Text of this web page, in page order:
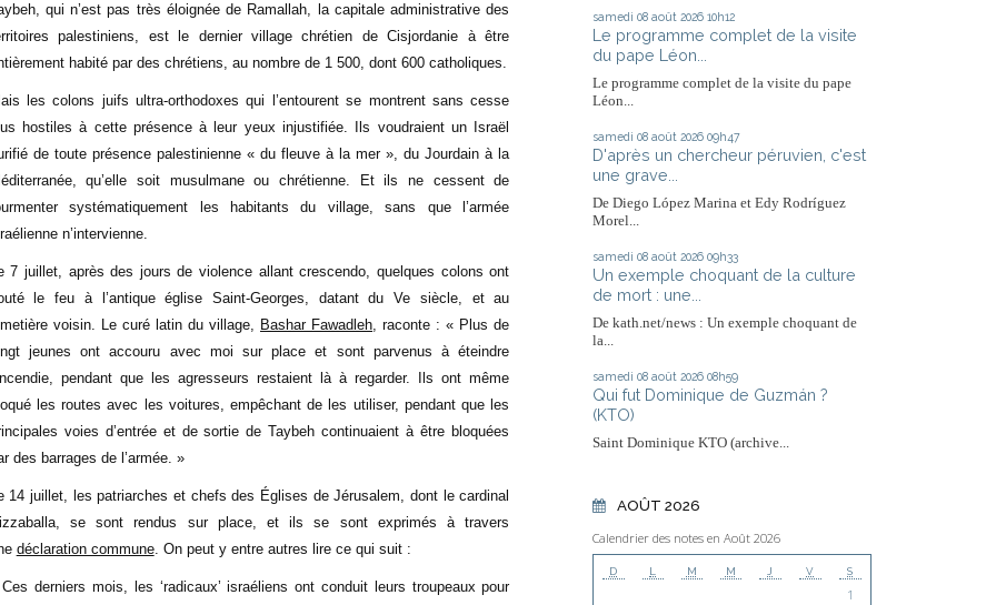
qui n’est pas très éloignée de Ramallah, la capitale administrative des
palestiniens, est le dernier village chrétien de Cisjordanie à être
habité par des chrétiens, au nombre de 1 500, dont 600 catholiques.
les colons juifs ultra-orthodoxes qui l’entourent se montrent sans cesse
hostiles à cette présence à leur yeux injustifiée. Ils voudraient un Israël
de toute présence palestinienne « du fleuve à la mer », du Jourdain à la
qu’elle soit musulmane ou chrétienne. Et ils ne cessent de
systématiquement les habitants du village, sans que l’armée
n’intervienne.
7 juillet, après des jours de violence allant crescendo, quelques colons ont
le feu à l’antique église Saint-Georges, datant du Ve siècle, et au
voisin. Le curé latin du village, Bashar Fawadleh, raconte : « Plus de
jeunes ont accouru avec moi sur place et sont parvenus à éteindre
pendant que les agresseurs restaient là à regarder. Ils ont même
les routes avec les voitures, empêchant de les utiliser, pendant que les
voies d’entrée et de sortie de Taybeh continuaient à être bloquées
des barrages de l’armée. »
14 juillet, les patriarches et chefs des Églises de Jérusalem, dont le cardinal
se sont rendus sur place, et ils se sont exprimés à travers
déclaration commune. On peut y entre autres lire ce qui suit :
derniers mois, les ‘radicaux’ israéliens ont conduit leurs troupeaux pour
samedi 08 août 2026 10h12
Le programme complet de la visite
du pape Léon...
Le programme complet de la visite du pape
Léon...
samedi 08 août 2026 09h47
D'après un chercheur péruvien, c'est
une grave...
De Diego López Marina et Edy Rodríguez
Morel...
samedi 08 août 2026 09h33
Un exemple choquant de la culture
de mort : une...
De kath.net/news : Un exemple choquant de
la...
samedi 08 août 2026 08h59
Qui fut Dominique de Guzmán ?
(KTO)
Saint Dominique KTO (archive...
AOÛT 2026
Calendrier des notes en Août 2026
D L M M J V S
1